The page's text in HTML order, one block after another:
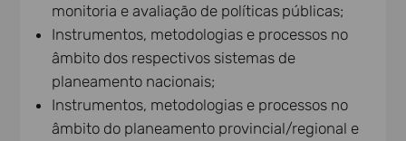
monitoria e avaliação de políticas públicas;
Instrumentos, metodologias e processos no
âmbito dos respectivos sistemas de
planeamento nacionais;
Instrumentos, metodologias e processos no
âmbito do planeamento provincial/regional e